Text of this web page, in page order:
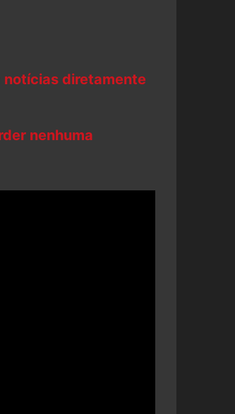
notícias diretamente
nenhuma